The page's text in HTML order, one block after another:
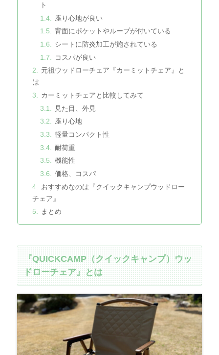
ト
座り心地が良い
背面にポケットやループが付いている
シートに防炎加工が施されている
コスパが良い
元祖ウッドローチェア『カーミットチェア』と
は
カーミットチェアと比較してみて
見た目、外見
座り心地
軽量コンパクト性
耐荷重
機能性
価格、コスパ
おすすめなのは『クイックキャンプウッドロー
チェア』
まとめ
『QUICKCAMP（クイックキャンプ）ウッ
ドローチェア』とは